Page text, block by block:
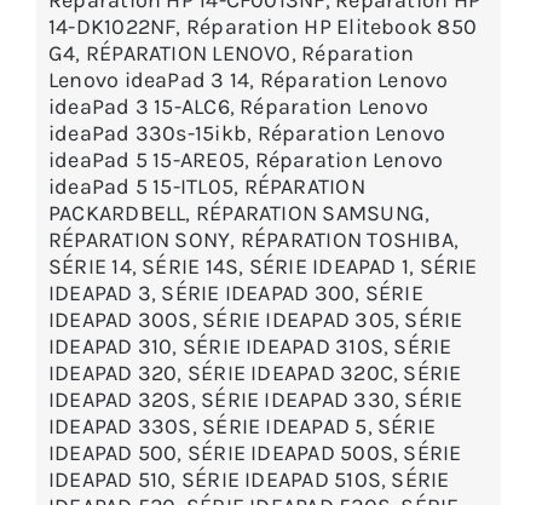
14-DK1022NF, Réparation HP Elitebook 850
G4, RÉPARATION LENOVO, Réparation
Lenovo ideaPad 3 14, Réparation Lenovo
ideaPad 3 15-ALC6, Réparation Lenovo
ideaPad 330s-15ikb, Réparation Lenovo
ideaPad 5 15-ARE05, Réparation Lenovo
ideaPad 5 15-ITL05, RÉPARATION
PACKARDBELL, RÉPARATION SAMSUNG,
RÉPARATION SONY, RÉPARATION TOSHIBA,
SÉRIE 14, SÉRIE 14S, SÉRIE IDEAPAD 1, SÉRIE
IDEAPAD 3, SÉRIE IDEAPAD 300, SÉRIE
IDEAPAD 300S, SÉRIE IDEAPAD 305, SÉRIE
IDEAPAD 310, SÉRIE IDEAPAD 310S, SÉRIE
IDEAPAD 320, SÉRIE IDEAPAD 320C, SÉRIE
IDEAPAD 320S, SÉRIE IDEAPAD 330, SÉRIE
IDEAPAD 330S, SÉRIE IDEAPAD 5, SÉRIE
IDEAPAD 500, SÉRIE IDEAPAD 500S, SÉRIE
IDEAPAD 510, SÉRIE IDEAPAD 510S, SÉRIE